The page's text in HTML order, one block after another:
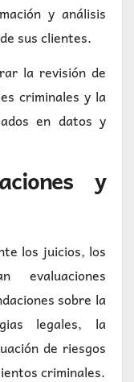
y análisis
sus clientes.
la revisión de
criminales y la
en datos y
y
los juicios, los
evaluaciones
sobre la
legales, la
de riesgos
criminales.